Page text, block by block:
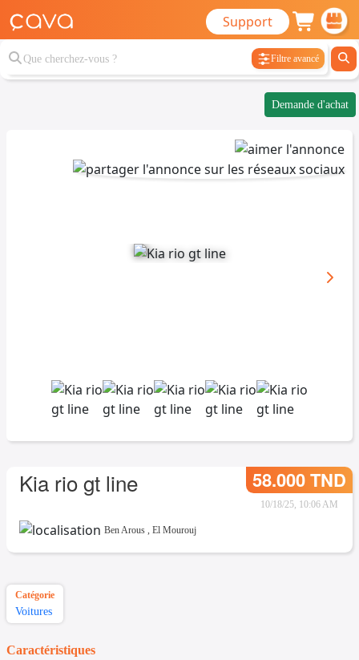
Support
Filtre avancé
Demande d'achat
Kia rio gt line 58.000 TND
10/18/25, 10:06 AM
Ben Arous , El Mourouj
Catégorie
Voitures
Caractéristiques